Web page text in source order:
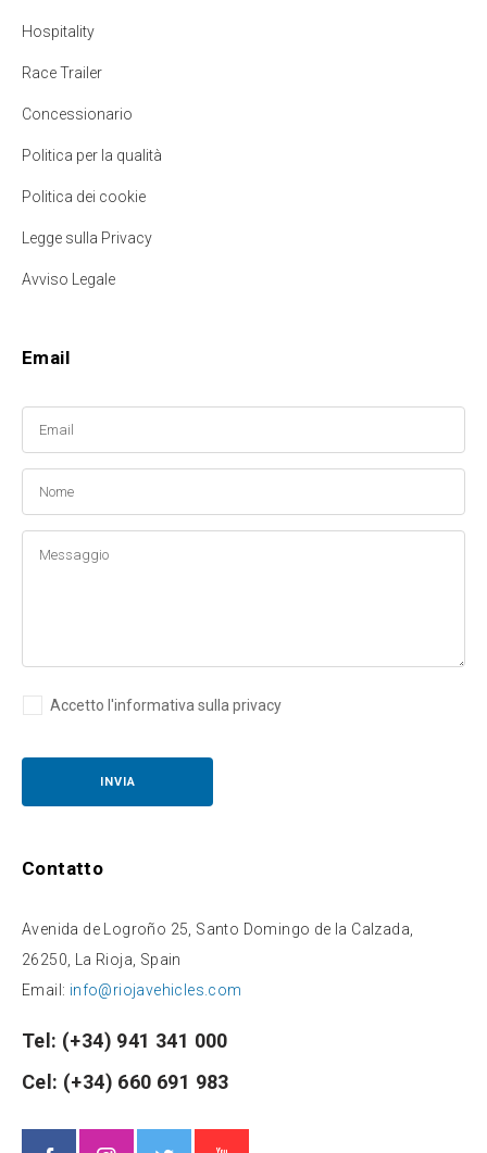
Hospitality
Race Trailer
Concessionario
Politica per la qualità
Politica dei cookie
Legge sulla Privacy
Avviso Legale
Email
Accetto l'informativa sulla privacy
Contatto
Avenida de Logroño 25, Santo Domingo de la Calzada,
26250, La Rioja, Spain
Email: info@riojavehicles.com
Tel: (+34) 941 341 000
Cel: (+34) 660 691 983